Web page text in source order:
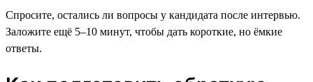
Спросите, остались ли вопросы у кандидата после интервью.
Заложите ещё 5–10 минут, чтобы дать короткие, но ёмкие
ответы.